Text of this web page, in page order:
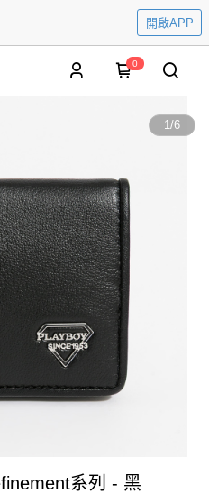
開啟APP
0
1/6